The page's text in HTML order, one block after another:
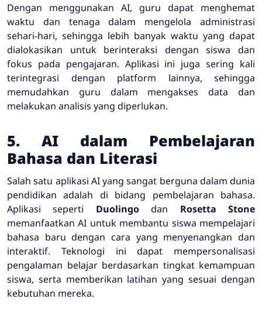
Dengan menggunakan AI, guru dapat menghemat
waktu dan tenaga dalam mengelola administrasi
sehari-hari, sehingga lebih banyak waktu yang dapat
dialokasikan untuk berinteraksi dengan siswa dan
fokus pada pengajaran. Aplikasi ini juga sering kali
terintegrasi dengan platform lainnya, sehingga
memudahkan guru dalam mengakses data dan
melakukan analisis yang diperlukan.
5. AI dalam Pembelajaran
Bahasa dan Literasi
Salah satu aplikasi AI yang sangat berguna dalam dunia
pendidikan adalah di bidang pembelajaran bahasa.
Aplikasi seperti Duolingodan Rosetta Stone
memanfaatkan AI untuk membantu siswa mempelajari
bahasa baru dengan cara yang menyenangkan dan
interaktif. Teknologi ini dapat mempersonalisasi
pengalaman belajar berdasarkan tingkat kemampuan
siswa, serta memberikan latihan yang sesuai dengan
kebutuhan mereka.